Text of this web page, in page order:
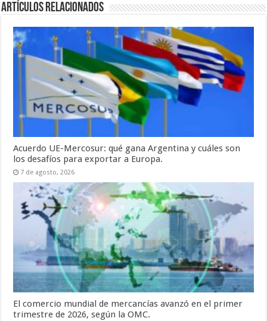
Artículos relacionados
Acuerdo UE-Mercosur: qué gana Argentina y cuáles son
los desafíos para exportar a Europa.
7 de agosto, 2026
El comercio mundial de mercancías avanzó en el primer
trimestre de 2026, según la OMC.